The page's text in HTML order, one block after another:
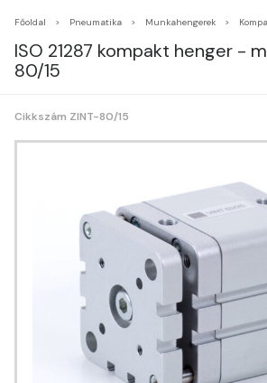
Főoldal Pneumatika Munkahengerek
ISO 21287 kompakt henger -
80/15
Cikkszám ZINT-80/15